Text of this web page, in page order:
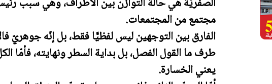
مجتمع من المجتمعات.
الفارق بين التوجهين ليس لفظيًّا فقط، بل إنّه جوهريّ
طرف ما القول الفصل، بل بداية السطر ونهايته، فأمّا
يعني الخسارة.